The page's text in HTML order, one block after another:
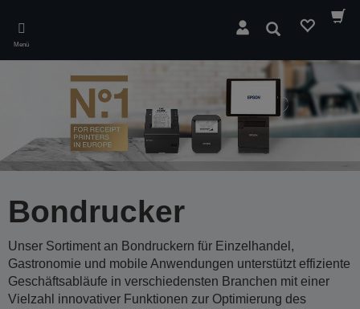
main
content
Menü
Suchen
Bondrucker
Unser Sortiment an Bondruckern für Einzelhandel,
Gastronomie und mobile Anwendungen unterstützt effiziente
Geschäftsabläufe in verschiedensten Branchen mit einer
Vielzahl innovativer Funktionen zur Optimierung des